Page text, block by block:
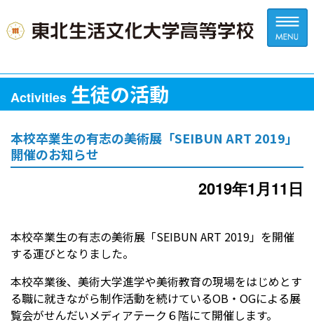
Activities 生徒の活動
本校卒業生の有志の美術展「SEIBUN ART 2019」
開催のお知らせ
2019年1月11日
本校卒業生の有志の美術展「SEIBUN ART 2019」を開催
する運びとなりました。
本校卒業後、美術大学進学や美術教育の現場をはじめとす
る職に就きながら制作活動を続けているOB・OGによる展
覧会がせんだいメディアテーク６階にて開催します。